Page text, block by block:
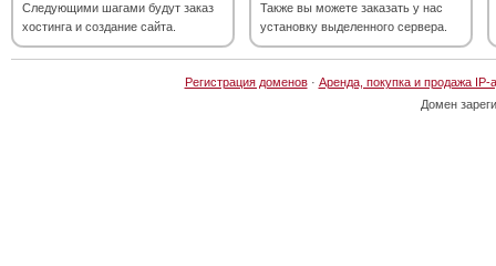
Следующими шагами будут заказ
хостинга и создание сайта.
Также вы можете заказать у нас
установку выделенного сервера.
Регистрация доменов· Аренда, покупка и продажа IP-
Домен